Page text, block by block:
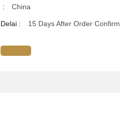
: China
Delai : 15 Days After Order